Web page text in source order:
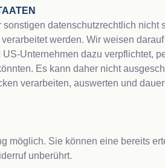
datenschutzrechtlich nicht
werden. Wir weisen
Unternehmen dazu verpflichtet,
Es kann daher nicht
verarbeiten, auswerten und
möglich. Sie können eine bereits
unberührt.